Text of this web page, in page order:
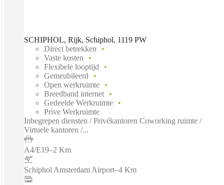
SCHIPHOL, Rijk, Schiphol, 1119 PW
Direct betrekken
Vaste kosten
Flexibele looptijd
Gemeubileerd
Open werkruimte
Breedband internet
Gedeelde Werkruimte
Prive Werkruimte
Inbegrepen diensten / Privékantoren Coworking ruimte /
Virtuele kantoren /...
A4/E19–2 Km
Schiphol Amsterdam Airport–4 Km